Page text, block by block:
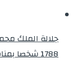
جلالة الملك
1788 شخصا بمناسبة عيد العرش المجيد